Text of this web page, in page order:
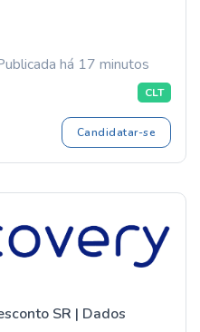
há 17 minutos
CLT
Candidatar-se
SR | Dados